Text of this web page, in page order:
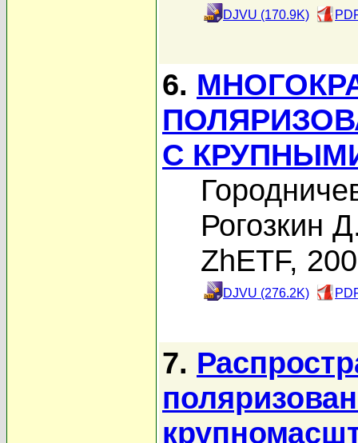
DJVU (170.9K)
6.
С
Рогозкин
ZhETF,
DJVU (276.2K)
7.